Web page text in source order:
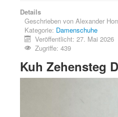
Details
Geschrieben von Alexander
Kategorie: Damenschuhe
Veröffentlicht: 27. Mai 2026
Zugriffe: 439
Kuh Zehensteg